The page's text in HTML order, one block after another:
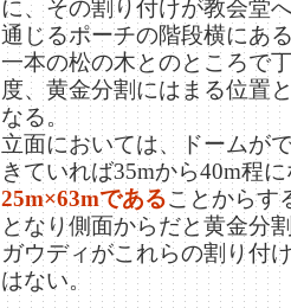
に、その割り付けが教会堂
通じるポーチの階段横にあ
一本の松の木とのところで
度、黄金分割にはまる位置
なる。
立面においては、ドームが
きていれば35mから40m程
25m×63mであることからす
となり側面からだと黄金分
ガウディがこれらの割り付
はない。